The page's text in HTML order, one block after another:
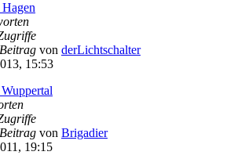
von derLichtschalter
15:53
von Brigadier
19:15